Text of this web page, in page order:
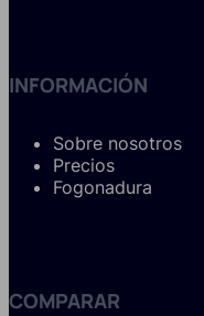
INFORMACIÓN
Sobre nosotros
Precios
Fogonadura
COMPARAR